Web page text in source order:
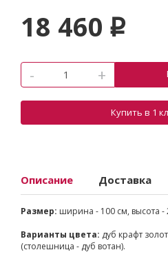
18 460 p
- +
Купить в 1
Описание Доставка
Размер: ширина - 100 см, высота -
Варианты цвета: дуб крафт
(столешница - дуб вотан).